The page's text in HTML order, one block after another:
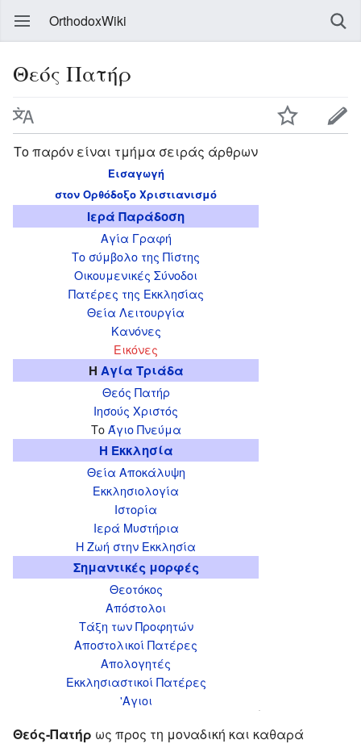
OrthodoxWiki
Θεός Πατήρ
Το παρόν είναι τμήμα σειράς άρθρων
Εισαγωγή
στον Ορθόδοξο Χριστιανισμό
Ιερά Παράδοση
Αγία Γραφή
Το σύμβολο της Πίστης
Οικουμενικές Σύνοδοι
Πατέρες της Εκκλησίας
Θεία Λειτουργία
Κανόνες
Εικόνες
Η Αγία Τριάδα
Θεός Πατήρ
Ιησούς Χριστός
ΤοΆγιο Πνεύμα
Η Εκκλησία
Θεία Αποκάλυψη
Εκκλησιολογία
Ιστορία
Ιερά Μυστήρια
Η Ζωή στην Εκκλησία
Σημαντικές μορφές
Θεοτόκος
Απόστολοι
Τάξη των Προφητών
Αποστολικοί Πατέρες
Απολογητές
Εκκλησιαστικοί Πατέρες
'Αγιοι
Θεός-Πατήρ ως προς τη μοναδική και καθαρά